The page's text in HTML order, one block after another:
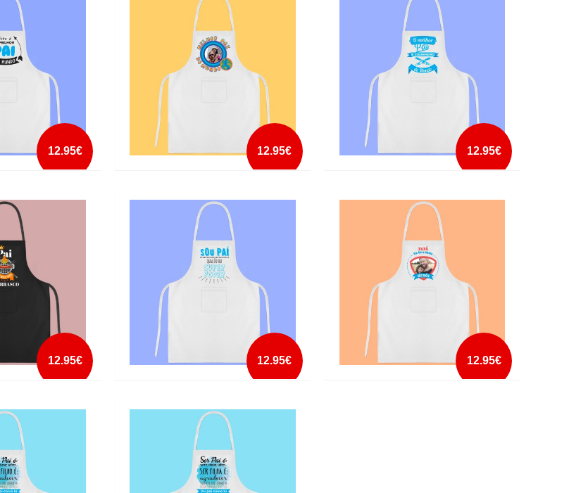
12.95€
mais info
add à lista
12.95€
mais info
add à lista
12.95€
mais info
add à lista
12.95€
mais info
add à lista
12.95€
mais info
add à lista
12.95€